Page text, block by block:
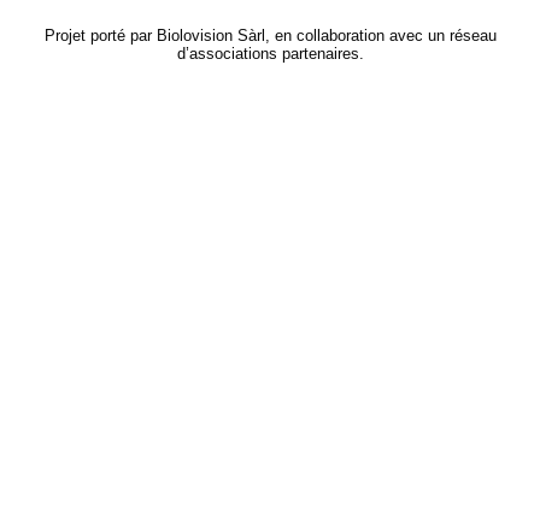
Projet porté par Biolovision Sàrl, en collaboration avec un réseau
d’associations partenaires.